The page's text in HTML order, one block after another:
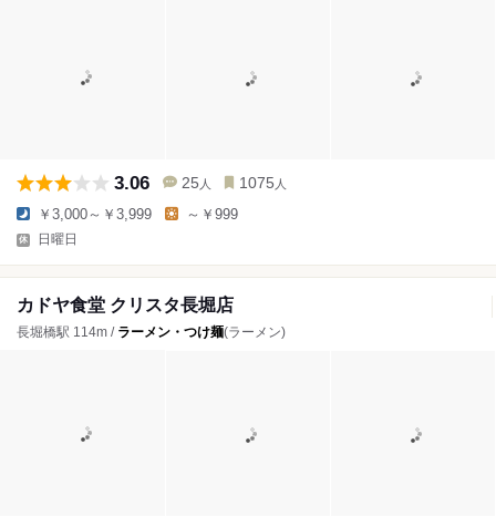
3.06 25 人 1075 人
￥3,000～￥3,999 ～￥999
日曜日
カドヤ食堂 クリスタ長堀店
長堀橋駅 114m / ラーメン・つけ麺(ラーメン)